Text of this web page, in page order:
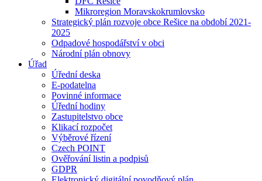
Mikroregion Moravskokrumlovsko
Strategický plán rozvoje obce Rešice na období 2021-
2025
Odpadové hospodářství v obci
Národní plán obnovy
Úřad
Úřední deska
E-podatelna
Povinné informace
Úřední hodiny
Zastupitelstvo obce
Klikací rozpočet
Výběrové řízení
Czech POINT
Ověřování listin a podpisů
GDPR